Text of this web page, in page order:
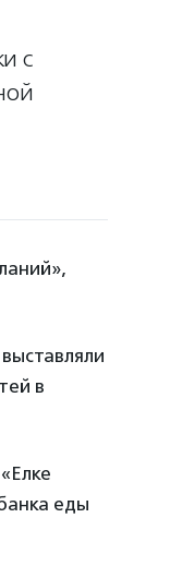
с
в
еды